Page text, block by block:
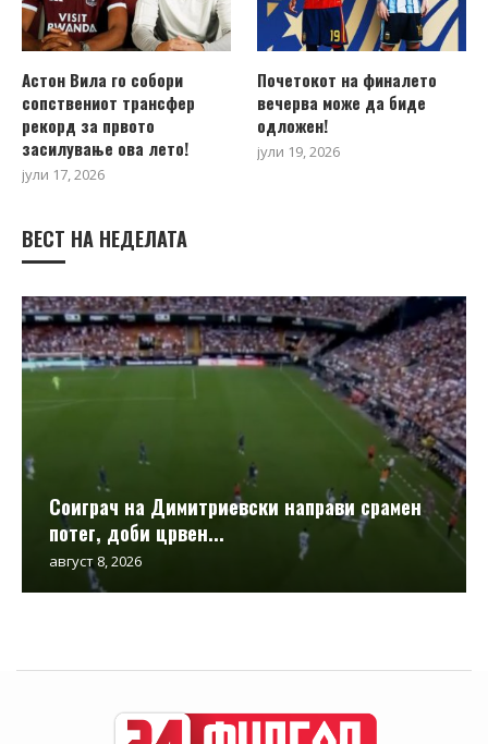
Астон Вила го собори
сопствениот трансфер
рекорд за првото
засилување ова лето!
јули 17, 2026
Почетокот на финалето
вечерва може да биде
одложен!
јули 19, 2026
ВЕСТ НА НЕДЕЛАТА
Соиграч на Димитриевски направи срамен
потег, доби црвен...
август 8, 2026